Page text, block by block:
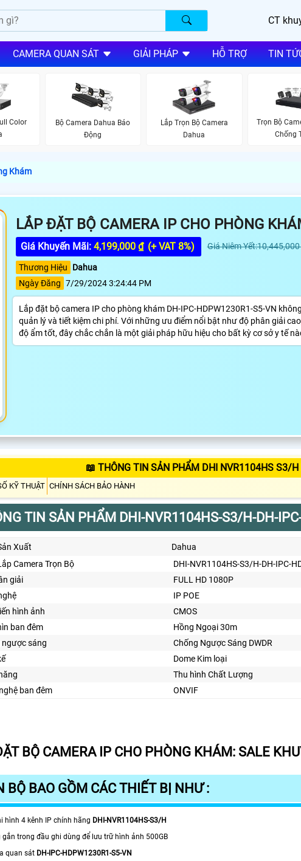
CT
CAMERA QUAN SÁT GIẢI PHÁP HỖ TRỢ TIN
Color
Bộ Camera Dahua Báo
Động
Lắp Trọn Bộ Camera
Dahua
Trọn Bộ
Chống
Khám
LẮP ĐẶT BỘ CAMERA IP CHO PHÒNG
Giá Khuyến Mãi: 4,199,000 ₫ (+ VAT 8%) Giá Niêm Yết:10,445,000
Thương Hiệu
Dahua
Ngày Đăng 7/29/2024 3:24:44 PM
Lắp đặt bộ camera IP cho phòng khám DH-IPC-HDPW1230R1-S5-VN
quản lý và tiết kiệm chi phí. Với những ưu điểm nổi bật như độ phân giải
độ ẩm tốt, đây chắc chắn là một giải pháp hữu hiệu cho bất kỳ cơ sở y tế
📖 THÔNG TIN SẢN PHẨM DHI NVR1104HS S3/
KỸ THUẬT CHÍNH SÁCH BẢO HÀNH
TIN SẢN PHẨM DHI-NVR1104HS-S3/H-DH-
Xuất
Dahua
Camera Trọn Bộ
DHI-NVR1104HS-S3/H-DH-IPC-
giải
FULL HD 1080P
IP POE
hình ảnh
CMOS
ban đêm
Hồng Ngoại 30m
sáng
Chống Ngược Sáng DWDR
Dome Kim loại
Thu hình Chất Lượng
ban đêm
ONVIF
BỘ CAMERA IP CHO PHÒNG KHÁM: SALE
BỘ BAO GỒM CÁC THIẾT BỊ NHƯ :
hình 4 kênh IP chính hãng DHI-NVR1104HS-S3/H
gắn trong đầu ghi dùng để lưu trữ hình ảnh 500GB
quan sát DH-IPC-HDPW1230R1-S5-VN